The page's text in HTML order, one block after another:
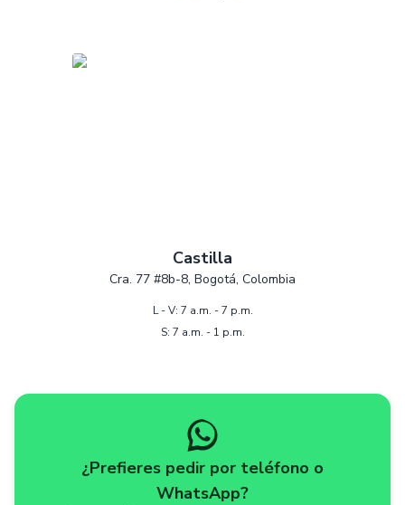
Castilla
Cra. 77 #8b-8, Bogotá, Colombia
L - V: 7 a.m. - 7 p.m.
S: 7 a.m. - 1 p.m.
¿Prefieres pedir por teléfono o
WhatsApp?